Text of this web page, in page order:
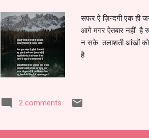
सफर ऐ ज़िन्दगी एक ही
आगे मगर ऐतबार नहीं है
न सके तलाशती आंखों को
है
2 comments